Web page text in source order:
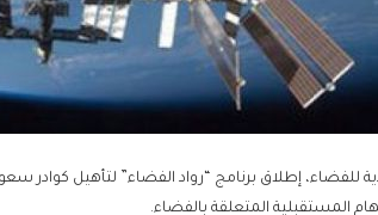
للفضاء، إطلاق برنامج “رواد الفضاء” لتأهيل كوادر
المستقبلية المتعلقة بالفضاء.